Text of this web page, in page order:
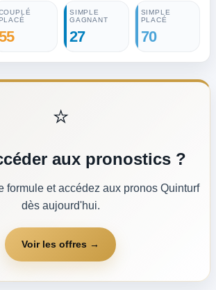
SIMPLE
GAGNANT
27
SIMPLE
PLACÉ
70
⭐
aux pronostics ?
formule et accédez aux pronos Quinturf
dès aujourd'hui.
Voir les offres →